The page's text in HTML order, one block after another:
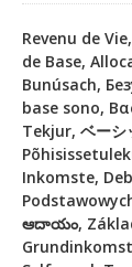
Revenu de
de Base,
Bunúsach,
base sono,
Tekjur, ベー
Inkomste,
ఆదాయం,